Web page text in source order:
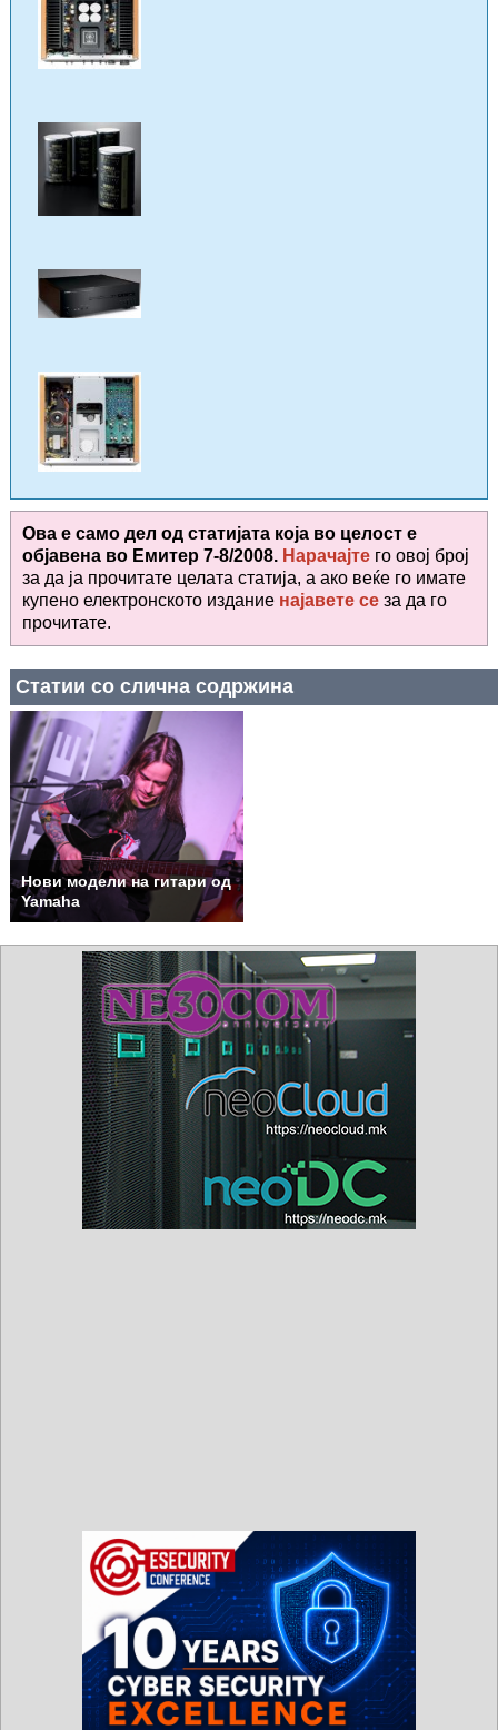
Ова е само дел од статијата која во целост е
објавена во Емитер 7-8/2008. Нарачајте го овој број
за да ја прочитате целата статија, а ако веќе го имате
купено електронското издание најавете се за да го
прочитате.
Статии со слична содржина
Нови модели на гитари од
Yamaha